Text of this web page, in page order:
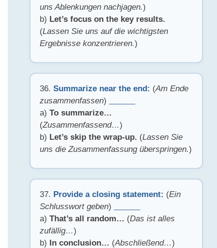
uns Ablenkungen nachjagen.)
b) Let’s focus on the key results.
(Lassen Sie uns auf die wichtigsten
Ergebnisse konzentrieren.)
36.Summarize near the end: (Am Ende
zusammenfassen)
a)To summarize…
(Zusammenfassend…)
b) Let’s skip the wrap-up. (Lassen Sie
uns die Zusammenfassung überspringen.)
37. Provide a closing statement: (Ein
Schlusswort geben)
a)That’s all random… (Das ist alles
zufällig…)
b) In conclusion… (Abschließend…)